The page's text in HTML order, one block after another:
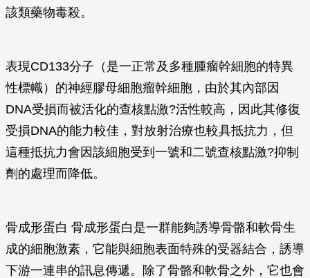
該類藥物毒殺。
表現CD133分子（是一正常及多種腫瘤幹細胞的特異
性標幟）的神經膠母細胞瘤幹細胞，由於其內部因
DNA受損而被活化的查核點激?活性較高，因此其修復
受損DNA的能力較佳，對放射治療也較具抵抗力，但
這種抵抗力會因該細胞受到一號和二號查核點激?抑制
劑的處理而降低。
骨成形蛋白 骨成形蛋白是一群能夠誘導骨骼和軟骨生
成的細胞激素，它能與細胞表面特殊的受器結合，誘導
下游一連串的訊息傳遞。除了骨骼和軟骨之外，它也會